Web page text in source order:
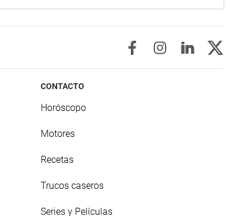
CONTACTO
Horóscopo
Motores
Recetas
Trucos caseros
Series y Películas